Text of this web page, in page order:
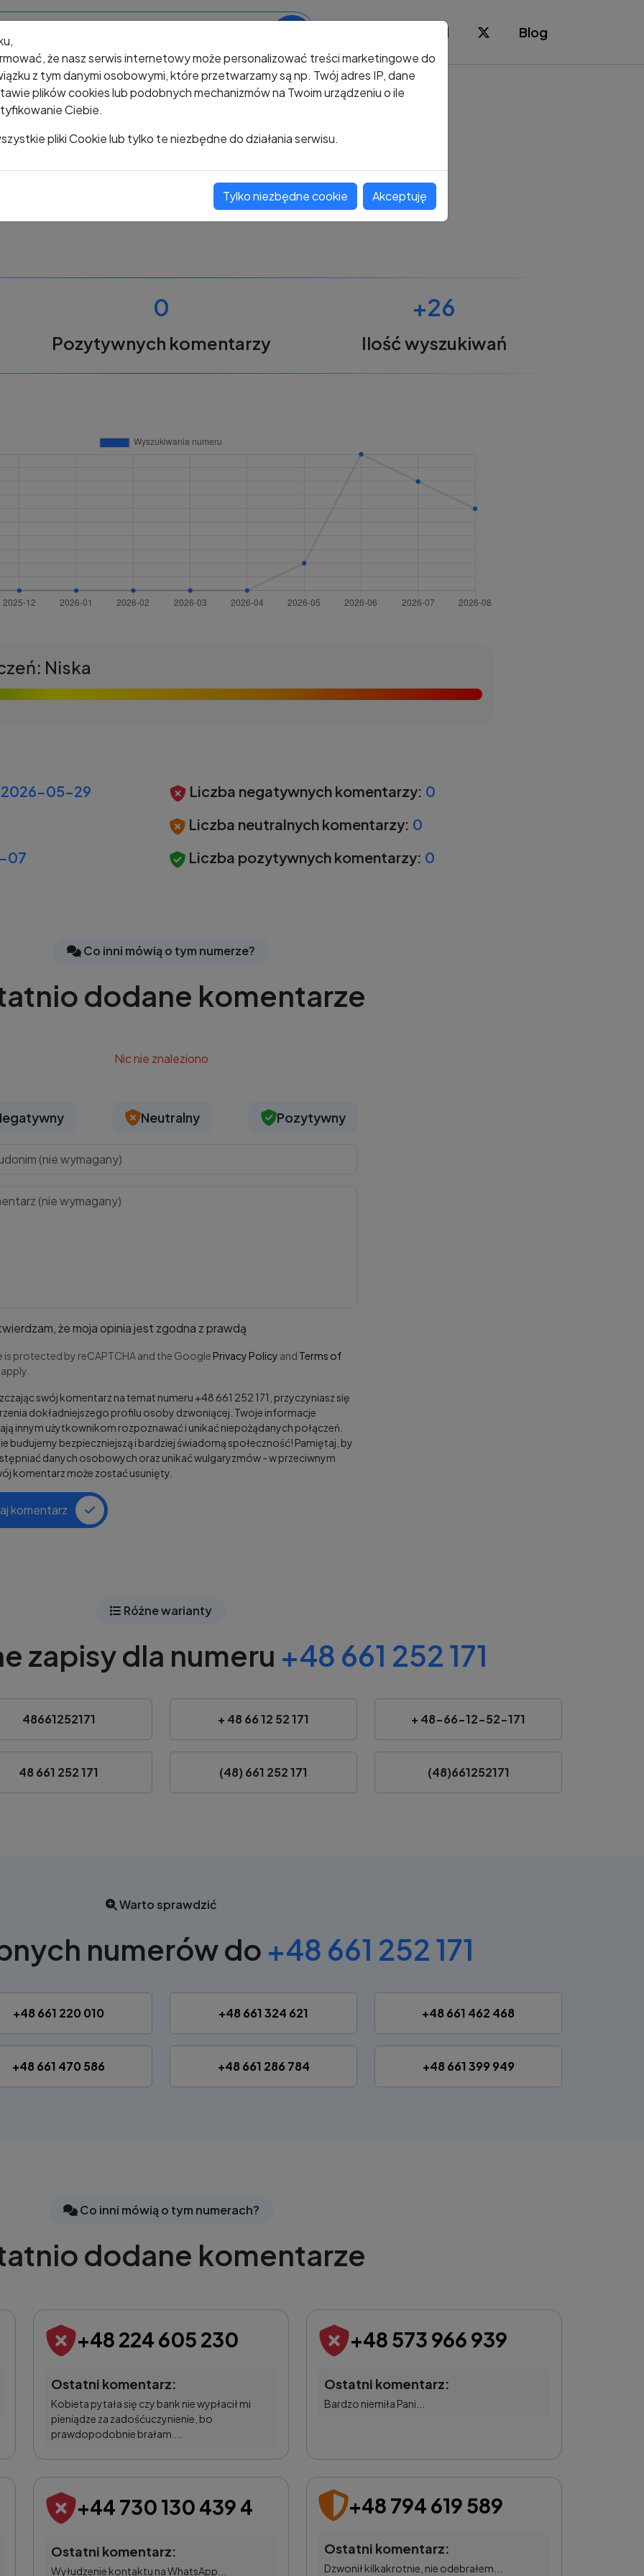
Blog
+48 661 252 171
Oceń ten numer
0
Pozytywnych komentarzy
+26
Ilość wyszukiwań
Niska
2026-05-29
07
Liczba negatywnych komentarzy: 0
Liczba neutralnych komentarzy: 0
Liczba pozytywnych komentarzy: 0
Co inni mówią o tym numerze?
dodane komentarze
Nic nie znaleziono
Neutralny Pozytywny
że moja opinia jest zgodna z prawdą
is protected by reCAPTCHA and the Google Privacy Policy and Terms of
apply.
swój komentarz na temat numeru +48 661 252 171, przyczyniasz się
dokładniejszego profilu osoby dzwoniącej. Twoje informacje
innym użytkownikom rozpoznawać i unikać niepożądanych połączeń.
budujemy bezpieczniejszą i bardziej świadomą społeczność! Pamiętaj, by
danych osobowych oraz unikać wulgaryzmów - w przeciwnym
komentarz może zostać usunięty.
komentarz
Różne warianty
zapisy dla numeru +48 661 252 171
48661252171 + 48 66 12 52 171 + 48-66-12-52-171
48 661 252 171 (48) 661 252 171 (48)661252171
Warto sprawdzić
numerów do +48 661 252 171
+48 661 220 010 +48 661 324 621 +48 661 462 468
+48 661 470 586 +48 661 286 784 +48 661 399 949
Co inni mówią o tym numerach?
dodane komentarze
+48 224 605 230
Ostatni komentarz:
Kobieta pytała się czy bank nie wypłacił mi
pieniądze za zadośćuczynienie, bo
prawdopodobnie brałam ...
+48 573 966 939
Ostatni komentarz:
Bardzo niemiła Pani...
+44 730 130 439 4
Ostatni komentarz:
Wyłudzenie kontaktu na WhatsApp...
+48 794 619 589
Ostatni komentarz:
Dzwonił kilkakrotnie, nie odebrałem...
że nasz serwis internetowy może personalizować treści marketingowe do
z tym danymi osobowymi, które przetwarzamy są np. Twój adres IP, dane
plików cookies lub podobnych mechanizmów na Twoim urządzeniu o ile
Ciebie.
pliki Cookie lub tylko te niezbędne do działania serwisu.
Tylko niezbędne cookie Akceptuję